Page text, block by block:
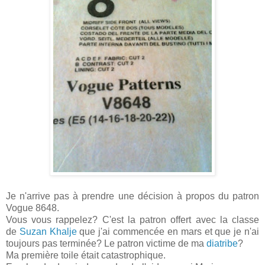
Je n'arrive pas à prendre une décision à propos du patron
Vogue 8648.
Vous vous rappelez? C'est la patron offert avec la classe
de Suzan Khaljeque j'ai commencée en mars et que je n'ai
toujours pas terminée? Le patron victime de ma diatribe?
Ma première toile était catastrophique.